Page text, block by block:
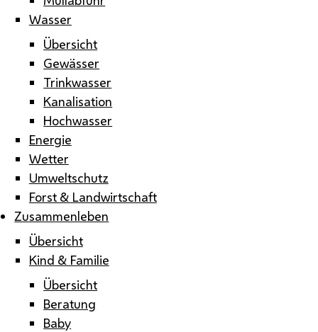
Wasser
Übersicht
Gewässer
Trinkwasser
Kanalisation
Hochwasser
Energie
Wetter
Umweltschutz
Forst & Landwirtschaft
Zusammenleben
Übersicht
Kind & Familie
Übersicht
Beratung
Baby